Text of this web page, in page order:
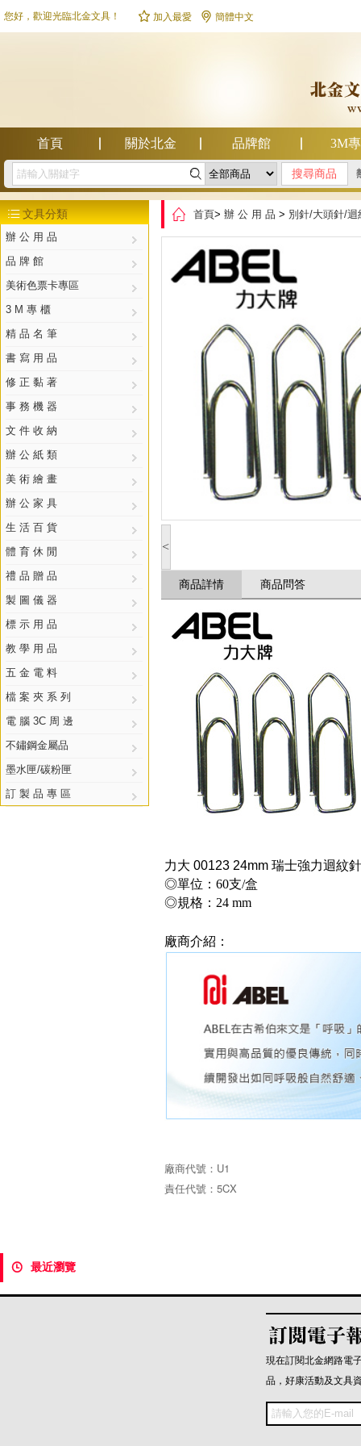
您好，歡迎光臨北金文具！  加入最愛  簡體中文
首頁 關於北金 品牌館 3M
幫助中心 
文具分類
辦 公 用 品
品 牌 館
美術色票卡專區
3 M 專 櫃
精 品 名 筆
書 寫 用 品
修 正 黏 著
事 務 機 器
文 件 收 納
辦 公 紙 類
美 術 繪 畫
辦 公 家 具
生 活 百 貨
體 育 休 閒
禮 品 贈 品
製 圖 儀 器
標 示 用 品
教 學 用 品
五 金 電 料
檔 案 夾 系 列
電 腦 3C 周 邊
不鏽鋼金屬品
墨水匣/碳粉匣
訂 製 品 專 區
 首頁> 辦 公 用 品 > 別針/大頭針/迴
<
商品詳情 商品問答
力大 00123 24mm 瑞士強力迴紋
◎單位：60支/盒
◎規格：24 mm
廠商介紹：
廠商代號：U1
責任代號：5CX
 最近瀏覽
現在訂閱北金網路電
品，好康活動及文具